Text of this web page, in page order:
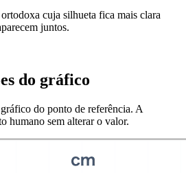
cuja silhueta fica mais clara
juntos.
do gráfico
do ponto de referência. A
humano sem alterar o valor.